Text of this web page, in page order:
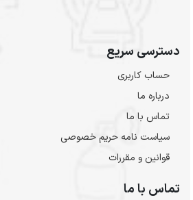
دسترسی سریع
حساب کاربری
درباره ما
تماس با ما
سیاست نامه حریم خصوصی
قوانین و مقررات
تماس با ما